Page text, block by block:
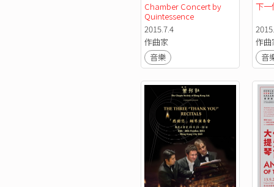
Chamber Concert by
Quintessence
2015.7.4
作曲家
音樂
下一
作曲
音